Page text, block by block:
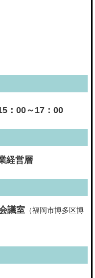
：00～17：00
経営層
議室 （福岡市博多区博